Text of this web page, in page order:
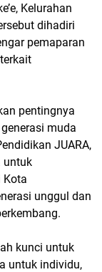
Kelurahan
dihadiri
pemaparan
pentingnya
muda
JUARA,
untuk
Kota
unggul dan
kunci untuk
untuk individu,